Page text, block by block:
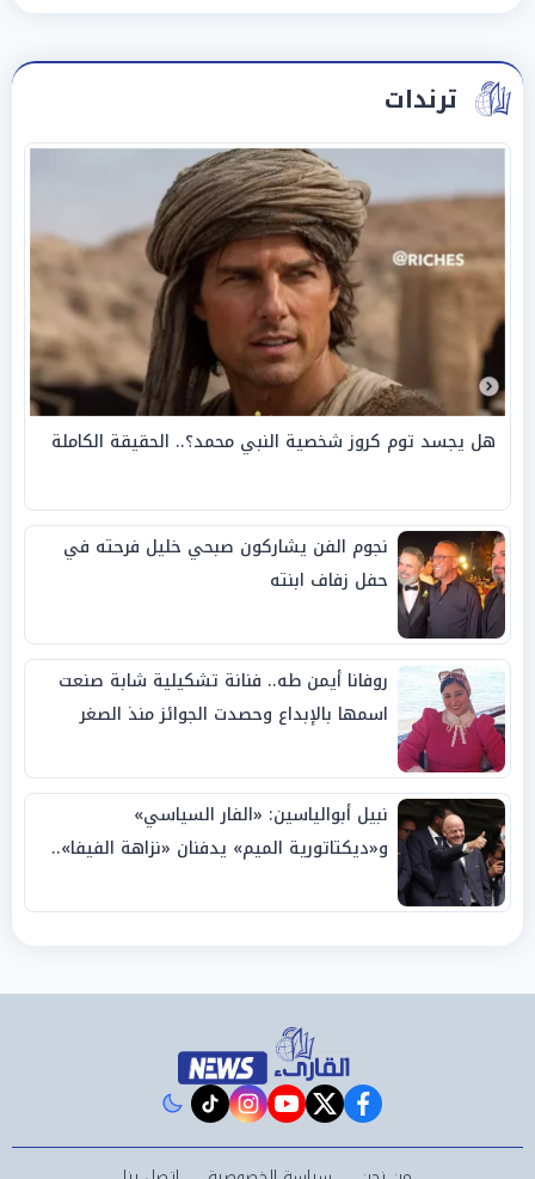
ترندات
هل يجسد توم كروز شخصية النبي محمد؟.. الحقيقة الكاملة
نجوم الفن يشاركون صبحي خليل فرحته في
حفل زفاف ابنته
روفانا أيمن طه.. فنانة تشكيلية شابة صنعت
اسمها بالإبداع وحصدت الجوائز منذ الصغر
نبيل أبوالياسين: «الفار السياسي»
و«ديكتاتورية الميم» يدفنان «نزاهة الفيفا»..
facebook
twitter
youtube
instagram
tiktok